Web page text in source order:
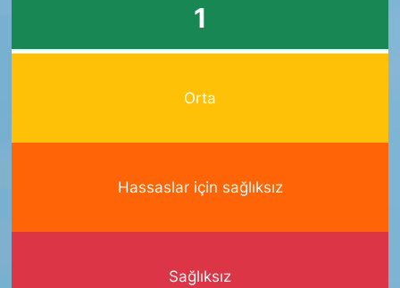
1
Orta
Hassaslar için sağlıksız
Sağlıksız